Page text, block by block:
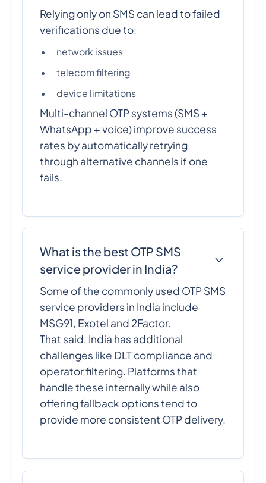
Relying only on SMS can lead to failed
verifications due to:
network issues
telecom filtering
device limitations
Multi-channel OTP systems (SMS +
WhatsApp + voice) improve success
rates by automatically retrying
through alternative channels if one
fails.
What is the best OTP SMS
service provider in India?
Some of the commonly used OTP SMS
service providers in India include
MSG91, Exotel and 2Factor.
That said, India has additional
challenges like DLT compliance and
operator filtering. Platforms that
handle these internally while also
offering fallback options tend to
provide more consistent OTP delivery.